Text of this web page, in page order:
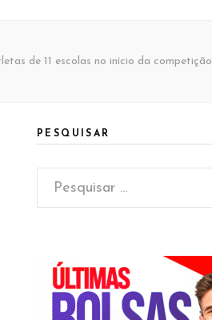
de 11 escolas no início da competição
PESQUISAR
Pesquisar
por: